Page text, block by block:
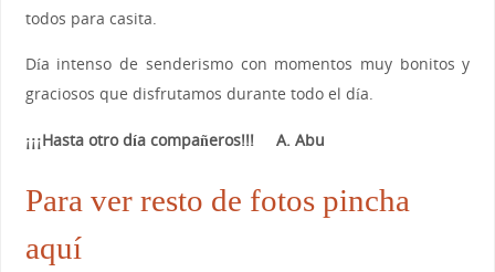
todos para casita.
Día intenso de senderismo con momentos muy bonitos y
graciosos que disfrutamos durante todo el día.
¡¡¡Hasta otro día compañeros!!! A. Abu
Para ver resto de fotos pincha
aquí